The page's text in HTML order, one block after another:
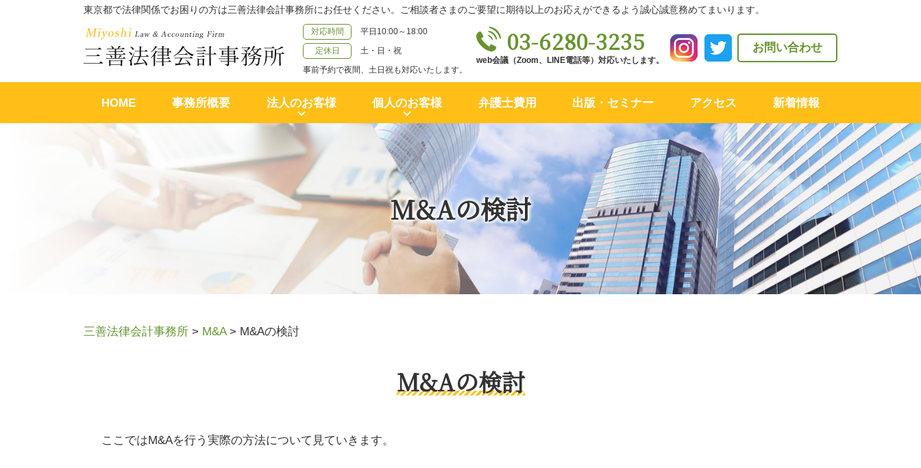
M&Aの検討
東京都で法律関係でお困りの方は三善法律会計事務所にお任せください。ご相談者さまのご要望に期待以上のお応えができるよう誠心誠意務めてまいります。
対応時間
平日10:00～18:00
定休日
土・日・祝
事前予約で夜間、土日祝も対応いたします。
03-6280-3235
web会議（Zoom、LINE電話等）対応いたします。
お問い合わせ
HOME 事務所概要 法人のお客様 個人のお客様 弁護士費用 出版・セミナー アクセス 新着情報
三善法律会計事務所 > M&A> M&Aの検討
M&Aの検討
ここではM&Aを行う実際の方法について見ていきます。